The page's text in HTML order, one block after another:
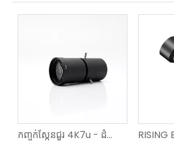
កញ្ចក់ស្កែនជួរ 4K7u - ដំណោះស្រាយតម្រៀបរ៉ែ និងរ៉ែល្បឿនលឿន